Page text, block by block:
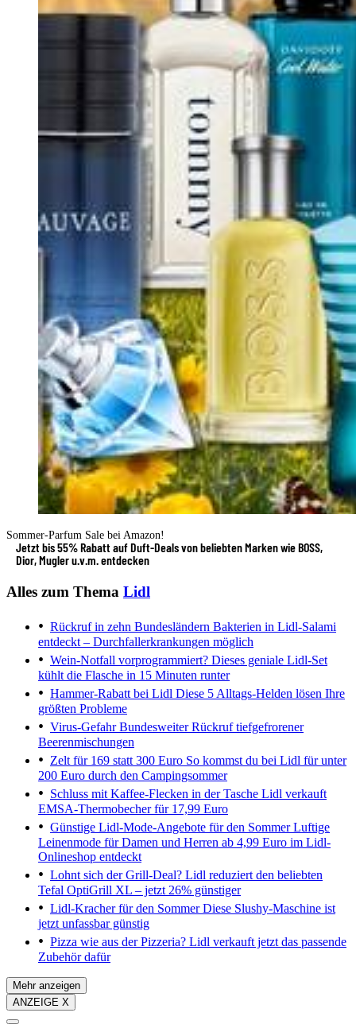
Sommer-Parfum Sale bei Amazon!
Jetzt bis 55% Rabatt auf Duft-Deals von beliebten Marken wie BOSS,
Dior, Mugler u.v.m. entdecken
Alles zum Thema Lidl
Rückruf in zehn Bundesländern Bakterien in Lidl-Salami
entdeckt – Durchfallerkrankungen möglich
Wein-Notfall vorprogrammiert? Dieses geniale Lidl-Set
kühlt die Flasche in 15 Minuten runter
Hammer-Rabatt bei Lidl Diese 5 Alltags-Helden lösen Ihre
größten Probleme
Virus-GefahrBundesweiter Rückruf tiefgefrorener
Beerenmischungen
Zelt für 169 statt 300 Euro So kommst du bei Lidl für unter
200 Euro durch den Campingsommer
Schluss mit Kaffee-Flecken in der Tasche Lidl verkauft
EMSA-Thermobecher für 17,99 Euro
Günstige Lidl-Mode-Angebote für den SommerLuftige
Leinenmode für Damen und Herren ab 4,99 Euro im Lidl-
Onlineshop entdeckt
Lohnt sich der Grill-Deal? Lidl reduziert den beliebten
Tefal OptiGrill XL – jetzt 26% günstiger
Lidl-Kracher für den SommerDiese Slushy-Maschine ist
jetzt unfassbar günstig
Pizza wie aus der Pizzeria? Lidl verkauft jetzt das passende
Zubehör dafür
Mehr anzeigen
ANZEIGE X